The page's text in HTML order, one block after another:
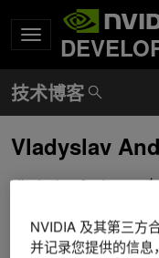
Vladyslav
Vladyslav Anderson
目的实施。他拥有特
学位，也是电力系统
NVIDIA 及其第三方
并记录您提供的信